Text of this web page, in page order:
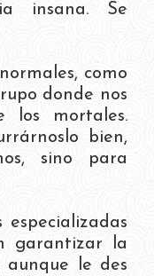
insana. Se
como
donde nos
los mortales.
bien,
sino para
garantizar la
aunque le des